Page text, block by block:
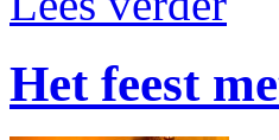
Het feest